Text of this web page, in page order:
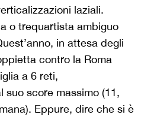
laziali.
o trequartista ambiguo
in attesa degli
contro la Roma
a 6 reti,
suo score massimo (11,
Eppure, dire che si è